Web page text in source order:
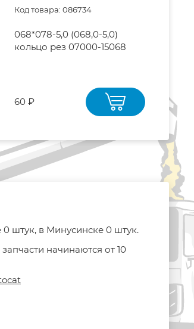
Код товара: 086734
068*078-5,0 (068,0-5,0)
кольцо рез 07000-15068
60 ₽
0 штук, в Минусинске 0 штук.
начинаются от 10